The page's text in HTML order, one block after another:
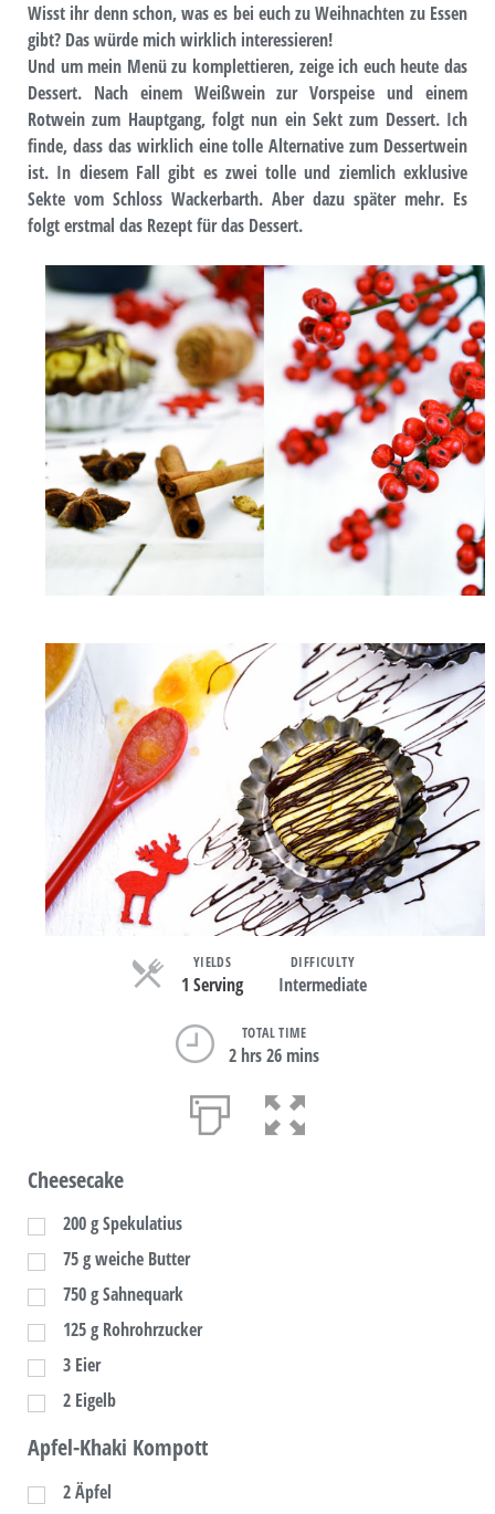
Wisst ihr denn schon, was es bei euch zu Weihnachten zu Essen
gibt? Das würde mich wirklich interessieren!
Und um mein Menü zu komplettieren, zeige ich euch heute das
Dessert. Nach einem Weißwein zur Vorspeise und einem
Rotwein zum Hauptgang, folgt nun ein Sekt zum Dessert. Ich
finde, dass das wirklich eine tolle Alternative zum Dessertwein
ist. In diesem Fall gibt es zwei tolle und ziemlich exklusive
Sekte vom Schloss Wackerbarth. Aber dazu später mehr. Es
folgt erstmal das Rezept für das Dessert.
YIELDS
1 Serving
DIFFICULTY
Intermediate
TOTAL TIME
2 hrs 26 mins
Cheesecake
200gSpekulatius
75gweiche Butter
750gSahnequark
125g Rohrohrzucker
3 Eier
2 Eigelb
Apfel-Khaki Kompott
2Äpfel